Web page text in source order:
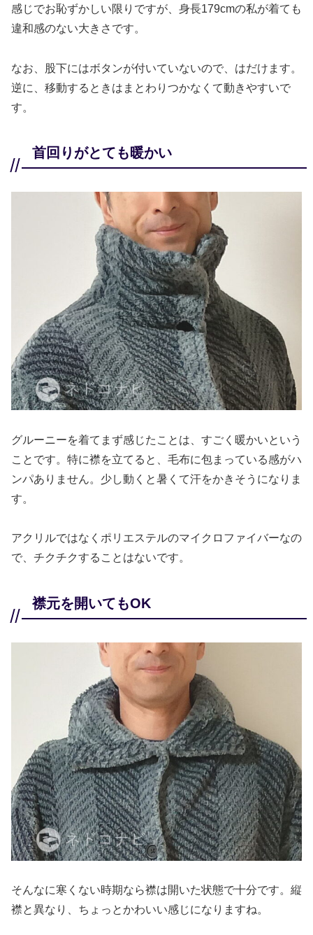
感じでお恥ずかしい限りですが、身長179cmの私が着ても
違和感のない大きさです。
なお、股下にはボタンが付いていないので、はだけます。
逆に、移動するときはまとわりつかなくて動きやすいで
す。
首回りがとても暖かい
グルーニーを着てまず感じたことは、すごく暖かいという
ことです。特に襟を立てると、毛布に包まっている感がハ
ンパありません。少し動くと暑くて汗をかきそうになりま
す。
アクリルではなくポリエステルのマイクロファイバーなの
で、チクチクすることはないです。
襟元を開いてもOK
そんなに寒くない時期なら襟は開いた状態で十分です。縦
襟と異なり、ちょっとかわいい感じになりますね。